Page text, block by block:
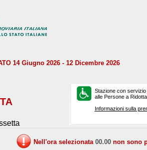
14 Giugno 2026 - 12 Dicembre 2026
Stazione con
alle Persone a
Informazioni sulla
Nell'ora selezionata 00.00 non sono